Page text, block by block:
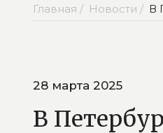
Главная / Новости / В
28 марта 2025
В